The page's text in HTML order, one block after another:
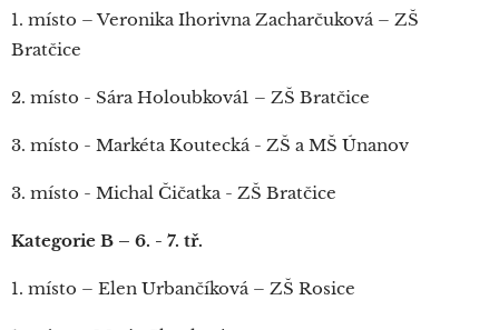
1. místo – Veronika Ihorivna Zacharčuková – ZŠ
Bratčice
2. místo - Sára Holoubková1 – ZŠ Bratčice
3. místo - Markéta Koutecká - ZŠ a MŠ Únanov
3. místo - Michal Čičatka - ZŠ Bratčice
Kategorie B – 6. - 7. tř.
1. místo – Elen Urbančíková – ZŠ Rosice